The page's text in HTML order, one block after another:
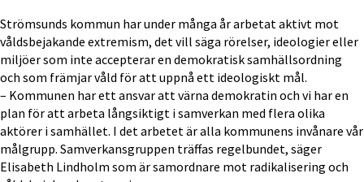
Strömsunds kommun har under många år arbetat aktivt mot
våldsbejakande extremism, det vill säga rörelser, ideologier eller
miljöer som inte accepterar en demokratisk samhällsordning
och som främjar våld för att uppnå ett ideologiskt mål.
– Kommunen har ett ansvar att värna demokratin och vi har en
plan för att arbeta långsiktigt i samverkan med flera olika
aktörer i samhället. I det arbetet är alla kommunens invånare vår
målgrupp. Samverkansgruppen träffas regelbundet, säger
Elisabeth Lindholm som är samordnare mot radikalisering och